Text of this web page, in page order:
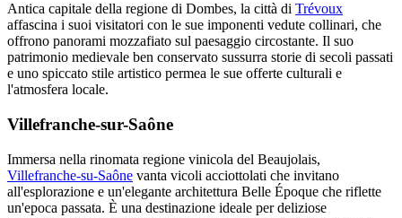
Antica capitale della regione di Dombes, la città di Trévoux
affascina i suoi visitatori con le sue imponenti vedute collinari, che
offrono panorami mozzafiato sul paesaggio circostante. Il suo
patrimonio medievale ben conservato sussurra storie di secoli passati
e uno spiccato stile artistico permea le sue offerte culturali e
l'atmosfera locale.
Villefranche-sur-Saône
Immersa nella rinomata regione vinicola del Beaujolais,
Villefranche-su-Saône vanta vicoli acciottolati che invitano
all'esplorazione e un'elegante architettura Belle Époque che riflette
un'epoca passata. È una destinazione ideale per deliziose